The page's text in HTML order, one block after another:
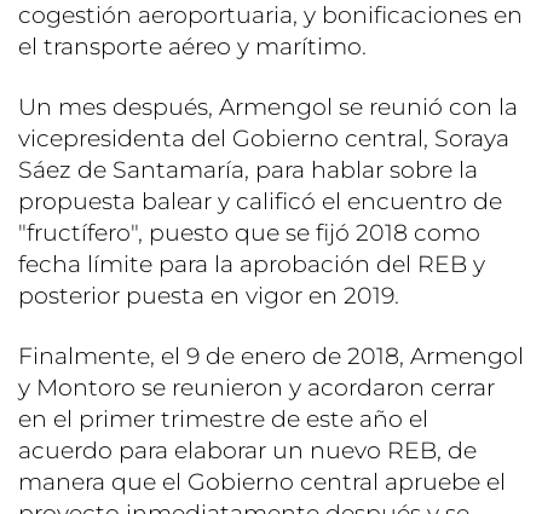
cogestión aeroportuaria, y bonificaciones en
el transporte aéreo y marítimo.
Un mes después, Armengol se reunió con la
vicepresidenta del Gobierno central, Soraya
Sáez de Santamaría, para hablar sobre la
propuesta balear y calificó el encuentro de
"fructífero", puesto que se fijó 2018 como
fecha límite para la aprobación del REB y
posterior puesta en vigor en 2019.
Finalmente, el 9 de enero de 2018, Armengol
y Montoro se reunieron y acordaron cerrar
en el primer trimestre de este año el
acuerdo para elaborar un nuevo REB, de
manera que el Gobierno central apruebe el